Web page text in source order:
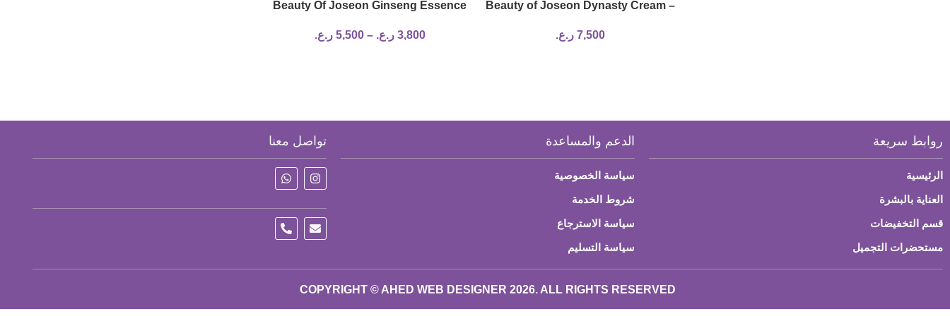
Beauty of Joseon Dynasty Cream –
7,500 ر.ع.
Beauty Of Joseon Ginseng Essence
3,800 ر.ع. –
5,500 ر.ع.
روابط سريعة
الرئيسية
العناية بالبشرة
قسم التخفيضات
مستحضرات التجميل
الدعم والمساعدة
سياسة الخصوصية
شروط الخدمة
سياسة الاسترجاع
سياسة التسليم
تواصل معنا
COPYRIGHT © AHED WEB DESIGNER 2026. ALL RIGHTS RESERVED